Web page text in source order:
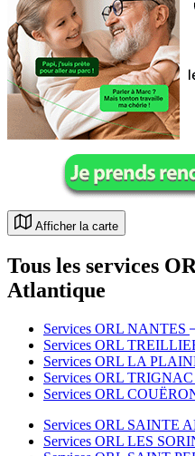
Afficher la carte
Tous les services
Atlantique
Services ORL NANTES
Services ORL
Services ORL LA
Services ORL TRIGNAC
Services ORL
Services ORL SAINTE
Services ORL LES